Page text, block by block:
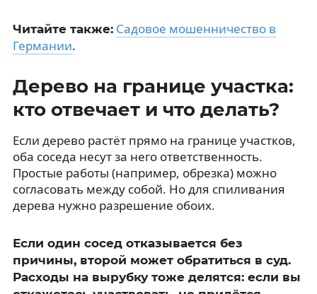
Читайте также: Садовое мошенничество в
Германии.
Дерево на границе участка:
кто отвечает и что делать?
Если дерево растёт прямо на границе участков,
оба соседа несут за него ответственность.
Простые работы (например, обрезка) можно
согласовать между собой. Но для спиливания
дерева нужно разрешение обоих.
Если один сосед отказывается без
причины, второй может обратиться в суд.
Расходы на вырубку тоже делятся: если вы